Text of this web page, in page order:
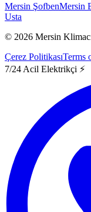
Mersin ŞofbenMersin
Usta
© 2026 Mersin
Çerez PolitikasıTerms
7/24 Acil Elektrikçi ⚡